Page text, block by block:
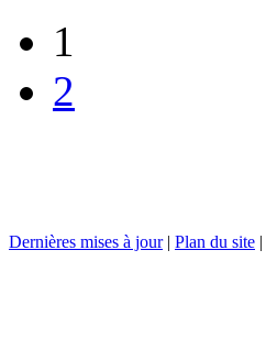
1
2
Dernières mises à jour| Plan du site |